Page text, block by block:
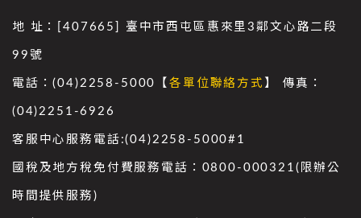
地 址：[407665] 臺中市西屯區惠來里3鄰文心路二段
99號
電話：(04)2258-5000【各單位聯絡方式 】 傳真：
(04)2251-6926
客服中心服務電話:(04)2258-5000#1
國稅及地方稅免付費服務電話：0800-000321(限辦公
時間提供服務)